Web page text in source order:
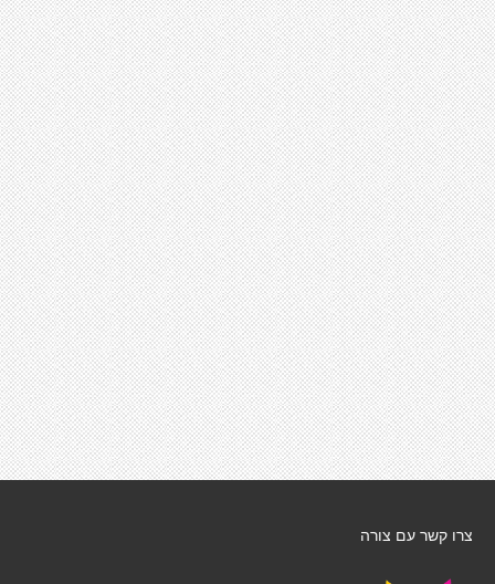
צרו קשר עם צורה